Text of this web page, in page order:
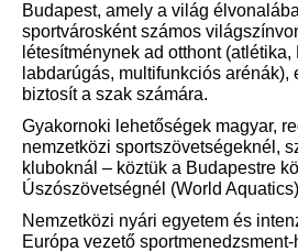
Budapest, amely a világ
sportvárosként számos
létesítménynek ad otthont (atlétika,
labdarúgás, multifunkciós
biztosít a szak számára.
Gyakornoki lehetőségek magyar,
nemzetközi sportszövetségeknél,
kluboknál – köztük a Budapestre
Úszószövetségnél (World
Nemzetközi nyári egyetem és
Európa vezető